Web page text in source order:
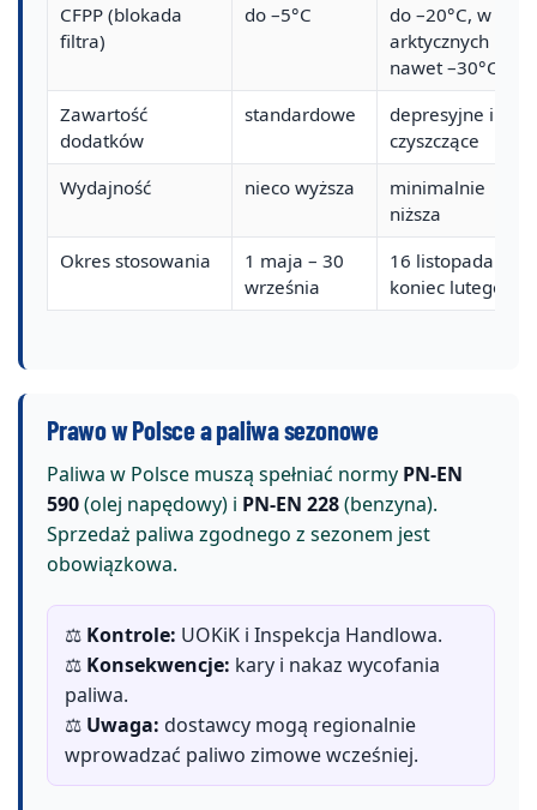
CFPP (blokada
filtra)
do –5°C
do –20°C, w
arktycznych
nawet –30°C
Zawartość
dodatków
standardowe
depresyjne i
czyszczące
Wydajność
nieco wyższa
minimalnie
niższa
Okres stosowania
1 maja – 30
września
16 listopada –
koniec lutego
Prawo w Polsce a paliwa sezonowe
Paliwa w Polsce muszą spełniać normy PN-EN
590(olej napędowy) i PN-EN 228(benzyna).
Sprzedaż paliwa zgodnego z sezonem jest
obowiązkowa.
⚖️ Kontrole: UOKiK i Inspekcja Handlowa.
⚖️ Konsekwencje: kary i nakaz wycofania
paliwa.
⚖️ Uwaga: dostawcy mogą regionalnie
wprowadzać paliwo zimowe wcześniej.